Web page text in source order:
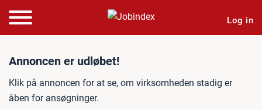
Log in
Jobannonce: Miljørådgiver
Annoncen er udløbet!
Klik på annoncen for at se, om virksomheden stadig er
åben for ansøgninger.